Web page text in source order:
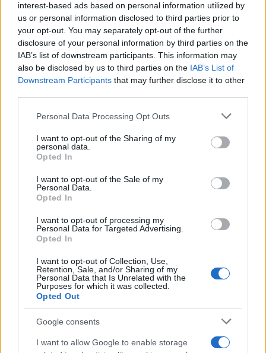
interest-based ads based on personal information utilized by
us or personal information disclosed to third parties prior to
your opt-out. You may separately opt-out of the further
disclosure of your personal information by third parties on the
IAB’s list of downstream participants. This information may
also be disclosed by us to third parties on the IAB’s List of
Downstream Participants that may further disclose it to other
Please note that this website/app uses one or more Google
not limited to your visit or usage behaviour. You may click to
grant or deny consent to Google and its third-party tags to
use your data for below specified purposes in below Google
consent section.
Personal Data Processing Opt Outs
I want to opt-out of the Sharing of my
personal data.
Opted In
I want to opt-out of the Sale of my
Personal Data.
Opted In
I want to opt-out of processing my
Personal Data for Targeted Advertising.
Opted In
I want to opt-out of Collection, Use,
Retention, Sale, and/or Sharing of my
Personal Data that Is Unrelated with the
Purposes for which it was collected.
Opted Out
Google consents
I want to allow Google to enable storage
magia di vedere una delle band più iconiche di
sempre dal vivo. Condividi le tue esperienze e
preparati a vivere un concerto che rimarrà nel tuo
cuore per sempre!
Redazione